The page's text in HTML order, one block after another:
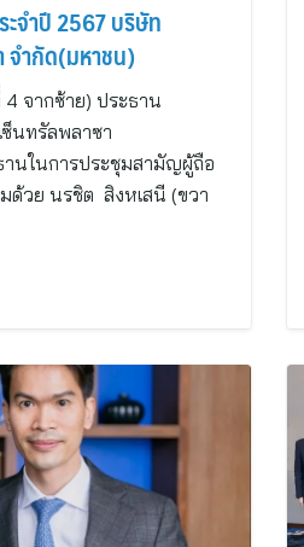
จำปี 2567 บริษัท
จำกัด(มหาชน)
จากซ้าย) ประธาน
ซ็นทรัลพลาซา
นในการประชุมสามัญผู้ถือ
วย นรชิต สิงหเสนี (ขวา